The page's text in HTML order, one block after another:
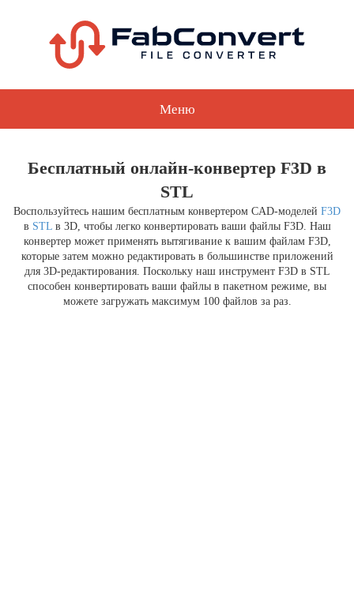
Меню
Бесплатный онлайн-конвертер F3D в
STL
Воспользуйтесь нашим бесплатным конвертером CAD-моделей F3D
в STLв 3D, чтобы легко конвертировать ваши файлы F3D. Наш
конвертер может применять вытягивание к вашим файлам F3D,
которые затем можно редактировать в большинстве приложений
для 3D-редактирования. Поскольку наш инструмент F3D в STL
способен конвертировать ваши файлы в пакетном режиме, вы
можете загружать максимум 100 файлов за раз.